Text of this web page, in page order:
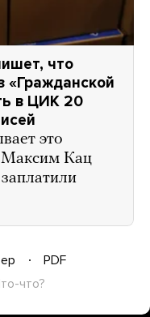
что
«Гражданской
в ЦИК 20
это
Максим Кац
PDF
что?